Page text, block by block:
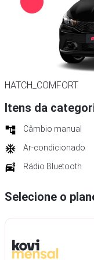
HATCH_COMFORT
Itens da
Câmbio manual
Ar-condicionado
Rádio Bluetooth
Selecione o